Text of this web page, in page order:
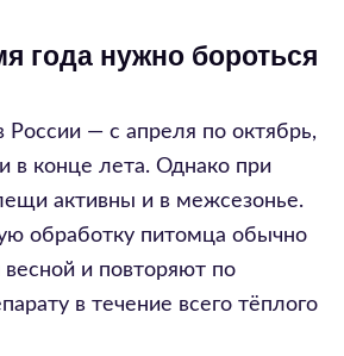
года нужно бороться
России — с апреля по октябрь,
в конце лета. Однако при
активны и в межсезонье.
обработку питомца обычно
и повторяют по
в течение всего тёплого